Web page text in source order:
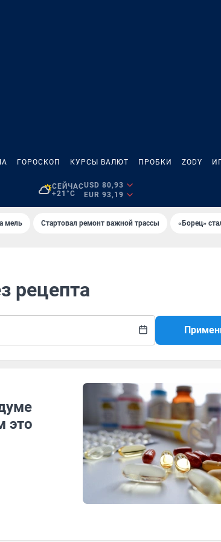
ГОРОСКОП КУРСЫ ВАЛЮТ ПРОБКИ ZODY
СЕЙЧАС
+21°C
USD 80,93
EUR 93,19
мель Стартовал ремонт важной трассы «Борец»
рецепта
это